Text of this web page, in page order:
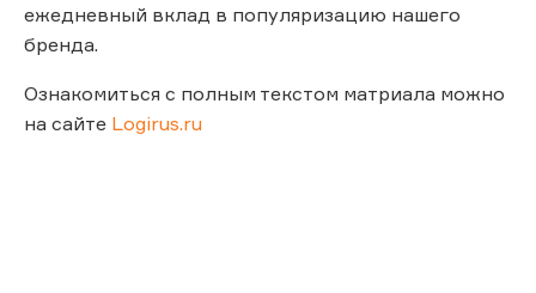
ежедневный вклад в популяризацию нашего
бренда.
Ознакомиться с полным текстом матриала можно
на сайте Logirus.ru